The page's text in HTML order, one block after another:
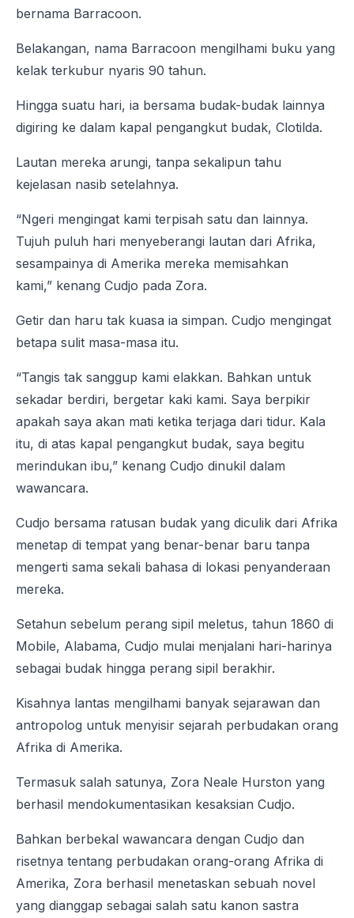
bernama Barracoon.
Belakangan, nama Barracoon mengilhami buku yang
kelak terkubur nyaris 90 tahun.
Hingga suatu hari, ia bersama budak-budak lainnya
digiring ke dalam kapal pengangkut budak, Clotilda.
Lautan mereka arungi, tanpa sekalipun tahu
kejelasan nasib setelahnya.
“Ngeri mengingat kami terpisah satu dan lainnya.
Tujuh puluh hari menyeberangi lautan dari Afrika,
sesampainya di Amerika mereka memisahkan
kami,” kenang Cudjo pada Zora.
Getir dan haru tak kuasa ia simpan. Cudjo mengingat
betapa sulit masa-masa itu.
“Tangis tak sanggup kami elakkan. Bahkan untuk
sekadar berdiri, bergetar kaki kami. Saya berpikir
apakah saya akan mati ketika terjaga dari tidur. Kala
itu, di atas kapal pengangkut budak, saya begitu
merindukan ibu,” kenang Cudjo dinukil dalam
wawancara.
Cudjo bersama ratusan budak yang diculik dari Afrika
menetap di tempat yang benar-benar baru tanpa
mengerti sama sekali bahasa di lokasi penyanderaan
mereka.
Setahun sebelum perang sipil meletus, tahun 1860 di
Mobile, Alabama, Cudjo mulai menjalani hari-harinya
sebagai budak hingga perang sipil berakhir.
Kisahnya lantas mengilhami banyak sejarawan dan
antropolog untuk menyisir sejarah perbudakan orang
Afrika di Amerika.
Termasuk salah satunya, Zora Neale Hurston yang
berhasil mendokumentasikan kesaksian Cudjo.
Bahkan berbekal wawancara dengan Cudjo dan
risetnya tentang perbudakan orang-orang Afrika di
Amerika, Zora berhasil menetaskan sebuah novel
yang dianggap sebagai salah satu kanon sastra